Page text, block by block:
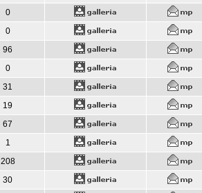
0
0
96
0
31
19
67
1
208
30